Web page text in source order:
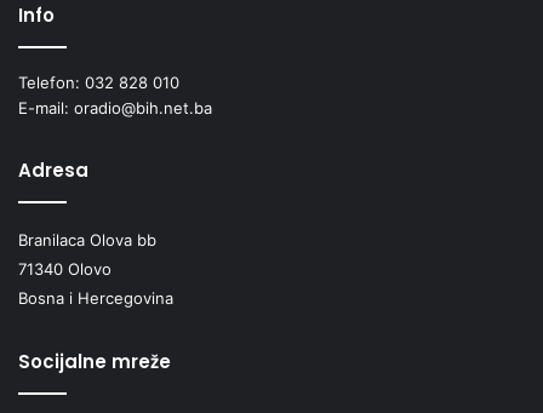
Info
Telefon: 032 828 010
E-mail: oradio@bih.net.ba
Adresa
Branilaca Olova bb
71340 Olovo
Bosna i Hercegovina
Socijalne mreže